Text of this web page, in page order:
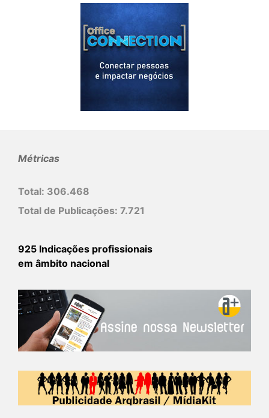
Métricas
Total: 306.468
Total de Publicações: 7.721
925 Indicações profissionais
em âmbito nacional